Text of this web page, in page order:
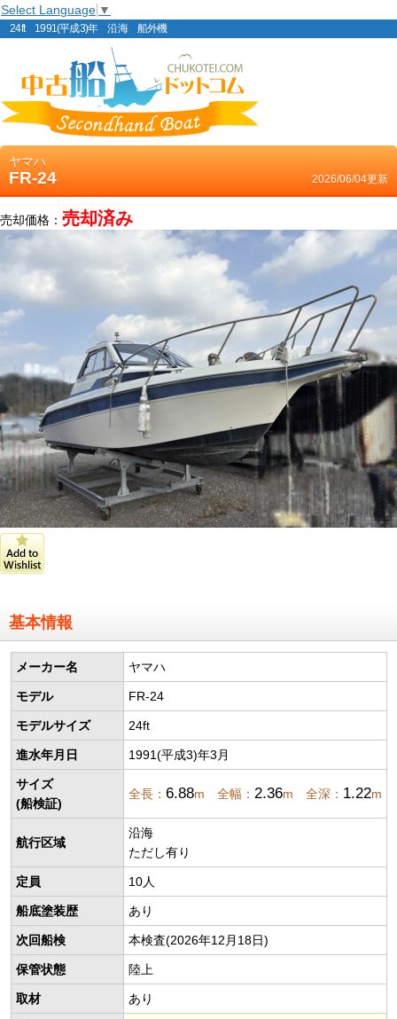
Select Language ▼
24ft 1991(平成3)年 沿海 船外機
ヤマハ
FR-24 2026/06/04更新
売却価格： 売却済み
基本情報
メーカー名 ヤマハ
モデル FR-24
モデルサイズ 24ft
進水年月日 1991(平成3)年3月
サイズ
(船検証)
全長： 6.88m 全幅： 2.36m 全深： 1.22m
航行区域
沿海
ただし有り
定員 10人
船底塗装歴 あり
次回船検 本検査(2026年12月18日)
保管状態 陸上
取材 あり